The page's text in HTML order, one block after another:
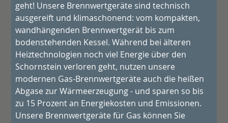
geht! Unsere Brennwertgeräte sind technisch
ausgereift und klimaschonend: vom kompakten,
wandhängenden Brennwertgerät bis zum
bodenstehenden Kessel. Während bei älteren
Heiztechnologien noch viel Energie über den
Schornstein verloren geht, nutzen unsere
modernen Gas-Brennwertgeräte auch die heißen
Abgase zur Wärmeerzeugung - und sparen so bis
zu 15 Prozent an Energiekosten und Emissionen.
Unsere Brennwertgeräte für Gas können Sie